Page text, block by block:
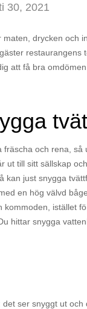
30, 2021
maten, drycken och
restaurangens
att få bra
och rena,
ut till sitt sällskap
kan just snygga
en hög välvd
istället
hittar snygga
ser snyggt ut